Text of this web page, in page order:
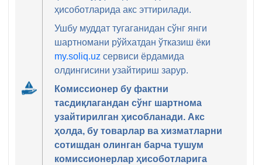
ҳисоботларида акс эттирилади.
Ушбу муддат тугаганидан сўнг янги
шартномани рўйхатдан ўтказиш ёки
my.soliq.uz сервиси ёрдамида
олдингисини узайтириш зарур.
Комиссионер бу фактни
тасдиқлагандан сўнг шартнома
узайтирилган ҳисобланади. Акс
ҳолда, бу товарлар ва хизматларни
сотишдан олинган барча тушум
комиссионерлар ҳисоботларига